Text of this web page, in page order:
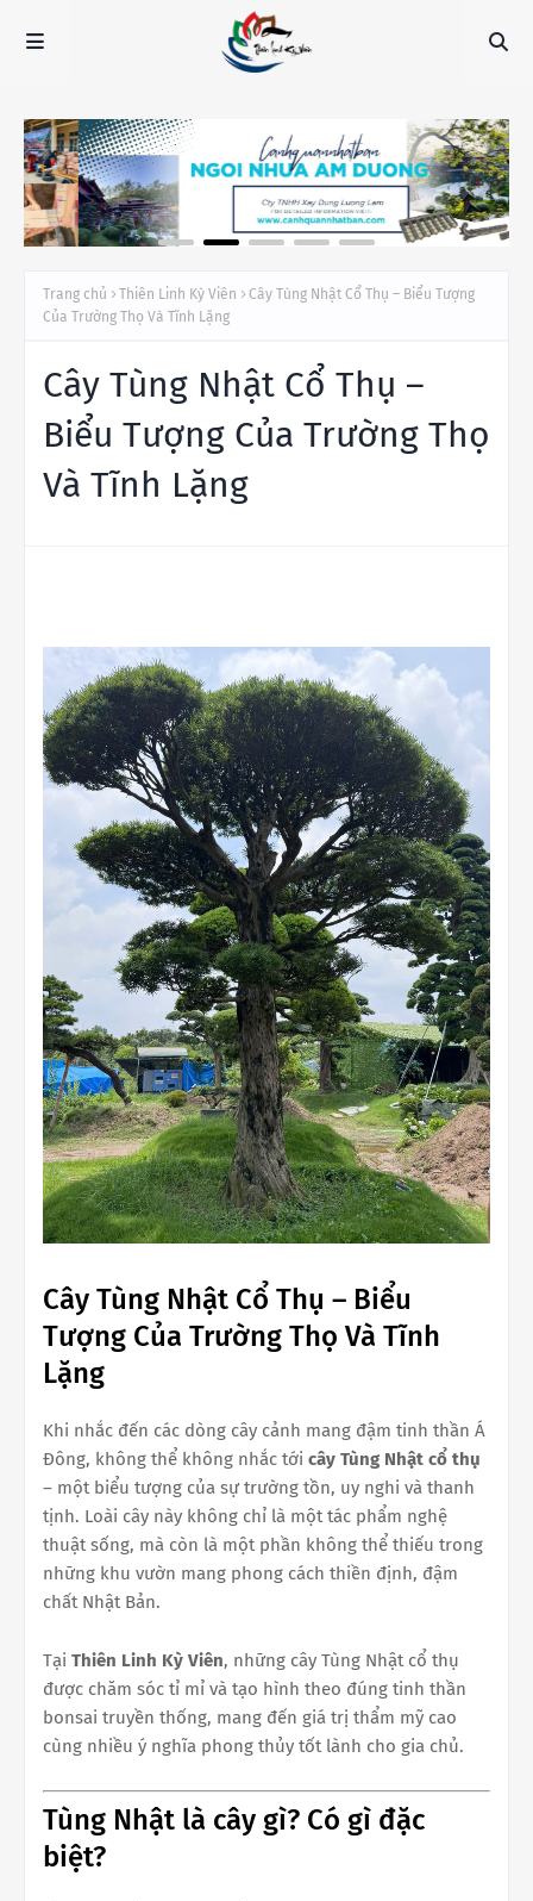
Trang chủ Thiên Linh Kỳ Viên
Cây Tùng Nhật Cổ Thụ – Biểu Tượng
Của Trường Thọ Và Tĩnh Lặng
Cây Tùng Nhật Cổ Thụ –
Biểu Tượng Của Trường Thọ
Và Tĩnh Lặng
Cây Tùng Nhật Cổ Thụ – Biểu
Tượng Của Trường Thọ Và Tĩnh
Lặng
Khi nhắc đến các dòng cây cảnh mang đậm tinh thần Á
Đông, không thể không nhắc tới cây Tùng Nhật cổ thụ
– một biểu tượng của sự trường tồn, uy nghi và thanh
tịnh. Loài cây này không chỉ là một tác phẩm nghệ
thuật sống, mà còn là một phần không thể thiếu trong
những khu vườn mang phong cách thiền định, đậm
chất Nhật Bản.
Tại Thiên Linh Kỳ Viên, những cây Tùng Nhật cổ thụ
được chăm sóc tỉ mỉ và tạo hình theo đúng tinh thần
bonsai truyền thống, mang đến giá trị thẩm mỹ cao
cùng nhiều ý nghĩa phong thủy tốt lành cho gia chủ.
Tùng Nhật là cây gì? Có gì đặc
biệt?